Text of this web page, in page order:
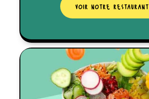
voir notre restaurant